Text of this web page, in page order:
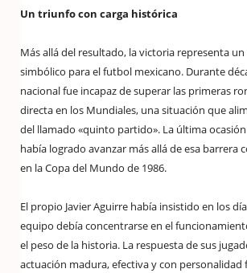
Un triunfo con carga histórica
Más allá del resultado, la victoria representa
simbólico para el futbol mexicano. Durante
nacional fue incapaz de superar las primeras
directa en los Mundiales, una situación que
del llamado «quinto partido». La última
había logrado avanzar más allá de esa barrera
en la Copa del Mundo de 1986.
El propio Javier Aguirre había insistido en los
equipo debía concentrarse en el
el peso de la historia. La respuesta de sus
actuación madura, efectiva y con personalidad